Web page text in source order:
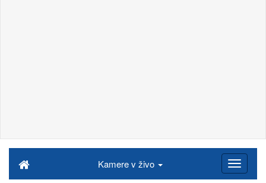
Kamere v živo